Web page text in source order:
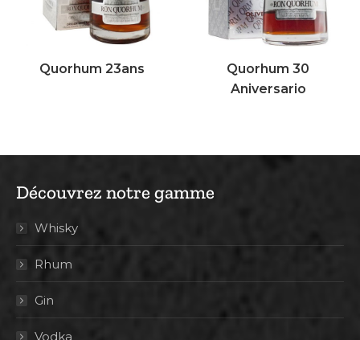
Quorhum 23ans
Quorhum 30
Aniversario
Découvrez notre gamme
Whisky
Rhum
Gin
Vodka